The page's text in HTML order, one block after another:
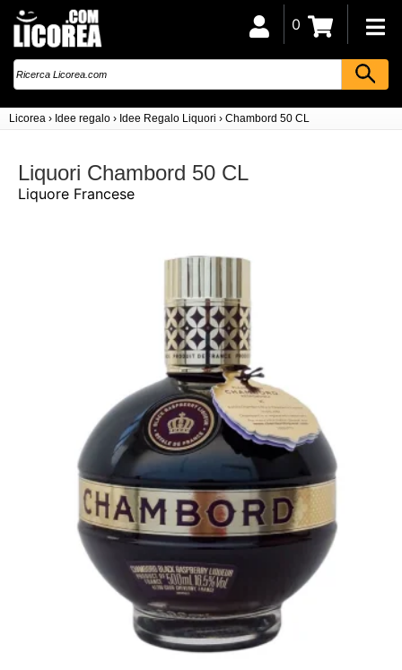
Licorea › Idee regalo › Idee Regalo Liquori › Chambord 50 CL
0
Liquori Chambord 50 CL
Liquore Francese